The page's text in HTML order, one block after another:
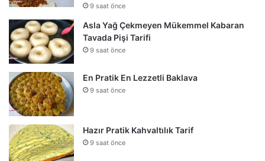
9 saat önce
Asla Yağ Çekmeyen Mükemmel Kabaran
Tavada Pişi Tarifi
9 saat önce
En Pratik En Lezzetli Baklava
9 saat önce
Hazır Pratik Kahvaltılık Tarif
9 saat önce